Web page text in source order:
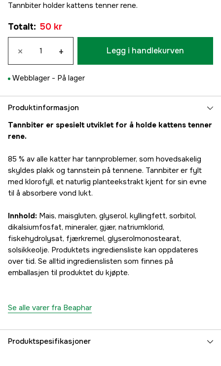
Tannbiter holder kattens tenner rene.
Totalt: 50 kr
× + Legg i handlekurven
Webblager - På lager
Produktinformasjon
Tannbiter er spesielt utviklet for å holde kattens tenner
rene.
85 % av alle katter har tannproblemer, som hovedsakelig
skyldes plakk og tannstein på tennene. Tannbiter er fylt
med klorofyll, et naturlig planteekstrakt kjent for sin evne
til å absorbere vond lukt.
Innhold: Mais, maisgluten, glyserol, kyllingfett, sorbitol,
dikalsiumfosfat, mineraler, gjær, natriumklorid,
fiskehydrolysat, fjærkremel, glyserolmonostearat,
solsikkeolje. Produktets ingrediensliste kan oppdateres
over tid. Se alltid ingredienslisten som finnes på
emballasjen til produktet du kjøpte.
Se alle varer fra Beaphar
Produktspesifikasjoner